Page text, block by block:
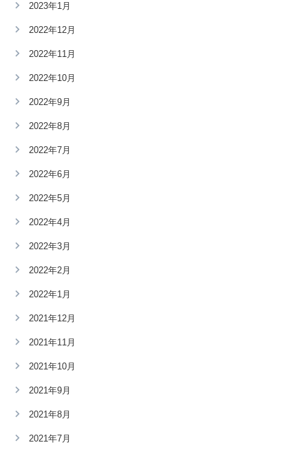
2023年1月
2022年12月
2022年11月
2022年10月
2022年9月
2022年8月
2022年7月
2022年6月
2022年5月
2022年4月
2022年3月
2022年2月
2022年1月
2021年12月
2021年11月
2021年10月
2021年9月
2021年8月
2021年7月